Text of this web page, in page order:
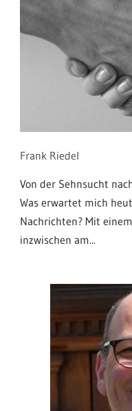
Frank Riedel
Von der Sehnsucht
Was erwartet mich
Nachrichten? Mit
inzwischen am...